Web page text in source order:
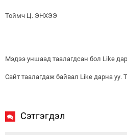
Тоймч Ц. ЭНХЭЭ
Мэдээ уншаад таалагдсан бол Like
Сайт таалагдаж байвал Like дарна уу.
Сэтгэгдэл